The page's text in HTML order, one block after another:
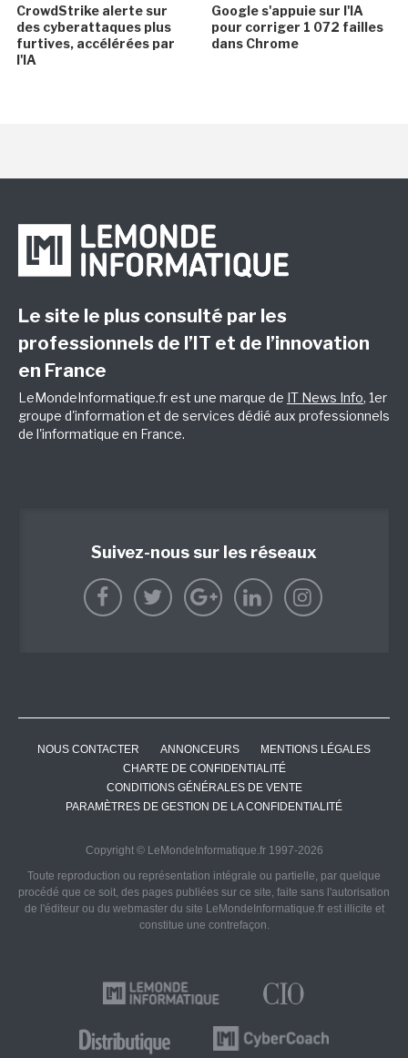
CrowdStrike alerte sur
des cyberattaques plus
furtives, accélérées par
l'IA
Google s'appuie sur l'IA
pour corriger 1 072 failles
dans Chrome
Le site le plus consulté par les
professionnels de l’IT et de l’innovation
en France
LeMondeInformatique.fr est une marque de IT News Info, 1er
groupe d'information et de services dédié aux professionnels
de l'informatique en France.
Suivez-nous sur les réseaux
NOUS CONTACTER ANNONCEURS
MENTIONS LÉGALES
CHARTE DE CONFIDENTIALITÉ
CONDITIONS GÉNÉRALES DE VENTE
PARAMÈTRES DE GESTION DE LA CONFIDENTIALITÉ
Copyright © LeMondeInformatique.fr 1997-2026
Toute reproduction ou représentation intégrale ou partielle, par quelque
procédé que ce soit, des pages publiées sur ce site, faite sans l'autorisation
de l'éditeur ou du webmaster du site LeMondeInformatique.fr est illicite et
constitue une contrefaçon.